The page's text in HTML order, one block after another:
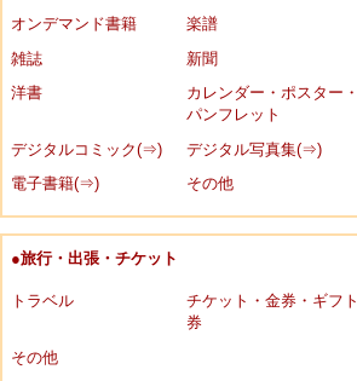
オンデマンド書籍
楽譜
雑誌
新聞
洋書
カレンダー・ポスター・
パンフレット
デジタルコミック(⇒)
デジタル写真集(⇒)
電子書籍(⇒)
その他
●旅行・出張・チケット
トラベル
チケット・金券・ギフト
券
その他